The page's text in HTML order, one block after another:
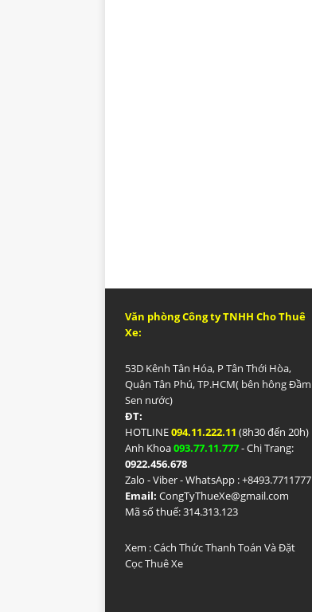
Văn phòng Công ty TNHH Cho Thuê
Xe:
53D Kênh Tân Hóa, P Tân Thới Hòa,
Quận Tân Phú, TP.HCM( bên hông Đầm
Sen nước)
ĐT:
HOTLINE094.11.222.11 (8h30 đến 20h)
Anh Khoa093.77.11.777- Chị Trang:
0922.456.678
Zalo - Viber - WhatsApp : +8493.7711777
Email: CongTyThueXe@gmail.com
Mã số thuế: 314.313.123
Xem :Cách Thức Thanh Toán Và Đặt
Cọc Thuê Xe